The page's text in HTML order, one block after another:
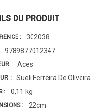
DU PRODUIT
302038
9789877012347
Aces
Sueli Ferreira De Oliveira
0,11 kg
22cm